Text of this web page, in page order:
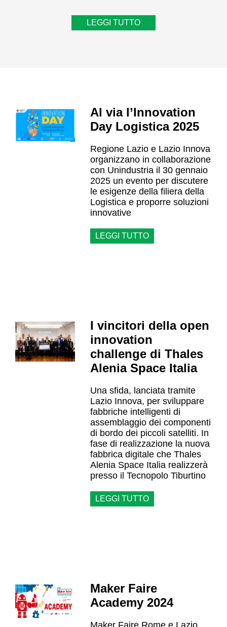
LEGGI TUTTO
Al via l’Innovation
Day Logistica 2025
Regione Lazio e Lazio Innova
organizzano in collaborazione
con Unindustria il 30 gennaio
2025 un evento per discutere
le esigenze della filiera della
Logistica e proporre soluzioni
innovative
LEGGI TUTTO
I vincitori della open
innovation
challenge di Thales
Alenia Space Italia
Una sfida, lanciata tramite
Lazio Innova, per sviluppare
fabbriche intelligenti di
assemblaggio dei componenti
di bordo dei piccoli satelliti. In
fase di realizzazione la nuova
fabbrica digitale che Thales
Alenia Space Italia realizzerà
presso il Tecnopolo Tiburtino
LEGGI TUTTO
Maker Faire
Academy 2024
Maker Faire Rome e Lazio